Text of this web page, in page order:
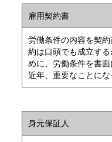
雇用契約書
労働条件の内容を契
約は口頭でも成立す
めに、労働条件を書
近年、重要なことにな
身元保証人